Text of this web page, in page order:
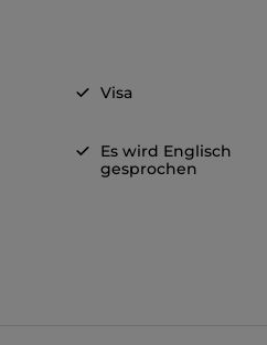
Visa
Es wird Englisch
gesprochen